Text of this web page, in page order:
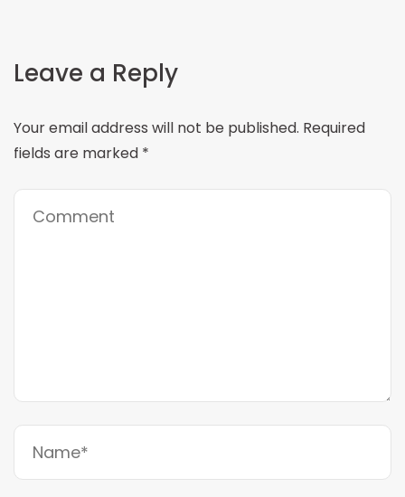
Leave a Reply
Your email address will not be published. Required
fields are marked *